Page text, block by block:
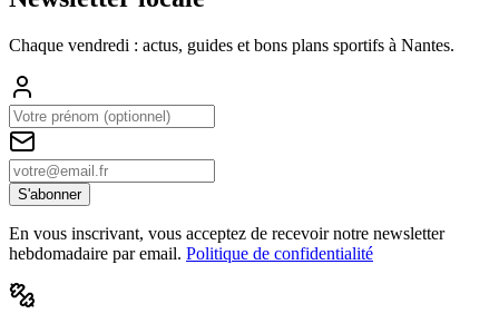
Chaque vendredi : actus, guides et bons plans sportifs à Nantes.
S'abonner
En vous inscrivant, vous acceptez de recevoir notre newsletter
hebdomadaire par email. Politique de confidentialité